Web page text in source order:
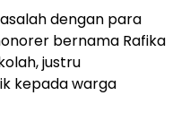
dengan para
bernama Rafika
justru
kepada warga